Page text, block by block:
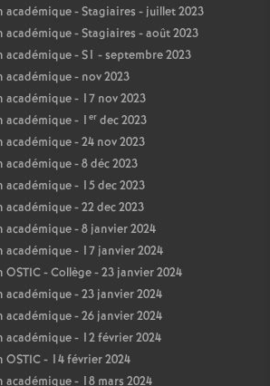
- Stagiaires - juillet 2023
- Stagiaires - août 2023
- S1 - septembre 2023
- nov 2023
- 17 nov 2023
- 1 er dec 2023
- 24 nov 2023
- 8 déc 2023
- 15 dec 2023
- 22 dec 2023
- 8 janvier 2024
- 17 janvier 2024
- Collège - 23 janvier 2024
- 23 janvier 2024
- 26 janvier 2024
- 12 février 2024
- 14 février 2024
- 18 mars 2024